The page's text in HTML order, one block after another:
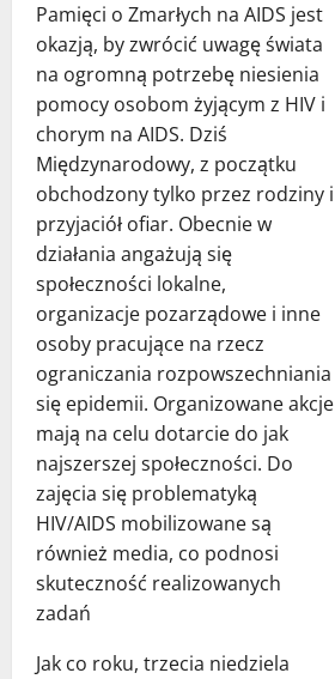
Pamięci o Zmarłych na AIDS jest
okazją, by zwrócić uwagę świata
na ogromną potrzebę niesienia
pomocy osobom żyjącym z HIV i
chorym na AIDS. Dziś
Międzynarodowy, z początku
obchodzony tylko przez rodziny i
przyjaciół ofiar. Obecnie w
działania angażują się
społeczności lokalne,
organizacje pozarządowe i inne
osoby pracujące na rzecz
ograniczania rozpowszechniania
się epidemii. Organizowane akcje
mają na celu dotarcie do jak
najszerszej społeczności. Do
zajęcia się problematyką
HIV/AIDS mobilizowane są
również media, co podnosi
skuteczność realizowanych
zadań
Jak co roku, trzecia niedziela